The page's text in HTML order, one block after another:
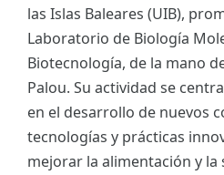
las Islas Baleares (UIB),
Laboratorio de Biología
Biotecnología, de la mano
Palou. Su actividad se
en el desarrollo de nuevos
tecnologías y prácticas
mejorar la alimentación y la